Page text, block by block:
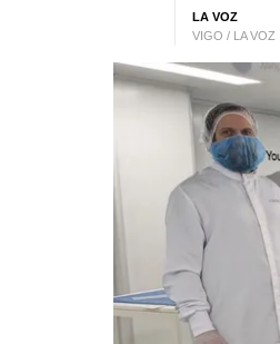
LA VOZ
VIGO / LA VOZ